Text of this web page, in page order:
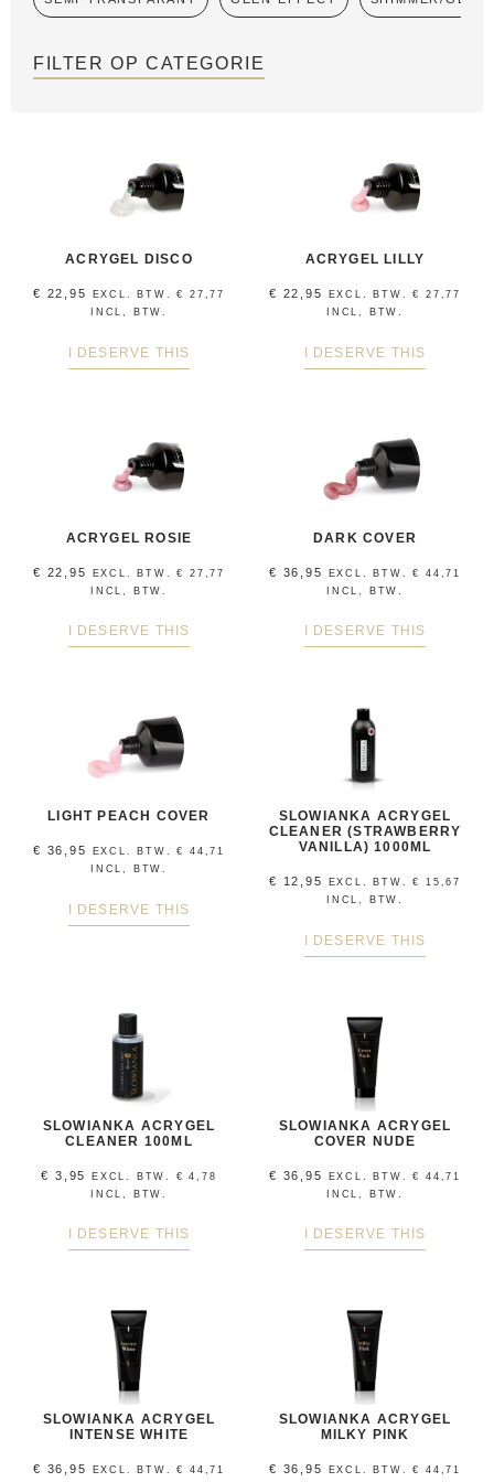
FILTER OP CATEGORIE
ACRYGEL DISCO
€ 22,95 EXCL. BTW.€
27,77
INCL, BTW.
I DESERVE THIS
ACRYGEL LILLY
€ 22,95 EXCL. BTW.€
27,77
INCL, BTW.
I DESERVE THIS
ACRYGEL ROSIE
€ 22,95 EXCL. BTW.€
27,77
INCL, BTW.
I DESERVE THIS
DARK COVER
€ 36,95 EXCL. BTW.€
44,71
INCL, BTW.
I DESERVE THIS
LIGHT PEACH COVER
€ 36,95 EXCL. BTW.€
44,71
INCL, BTW.
I DESERVE THIS
SLOWIANKA ACRYGEL
CLEANER (STRAWBERRY
VANILLA) 1000ML
€ 12,95 EXCL. BTW.€
15,67
INCL, BTW.
I DESERVE THIS
SLOWIANKA ACRYGEL
CLEANER 100ML
€ 3,95 EXCL. BTW. € 4,78
INCL, BTW.
I DESERVE THIS
SLOWIANKA ACRYGEL
COVER NUDE
€ 36,95 EXCL. BTW.€
44,71
INCL, BTW.
I DESERVE THIS
SLOWIANKA ACRYGEL
INTENSE WHITE
€ 36,95 EXCL. BTW.€ 44,71
SLOWIANKA ACRYGEL
MILKY PINK
€ 36,95 EXCL. BTW.€ 44,71